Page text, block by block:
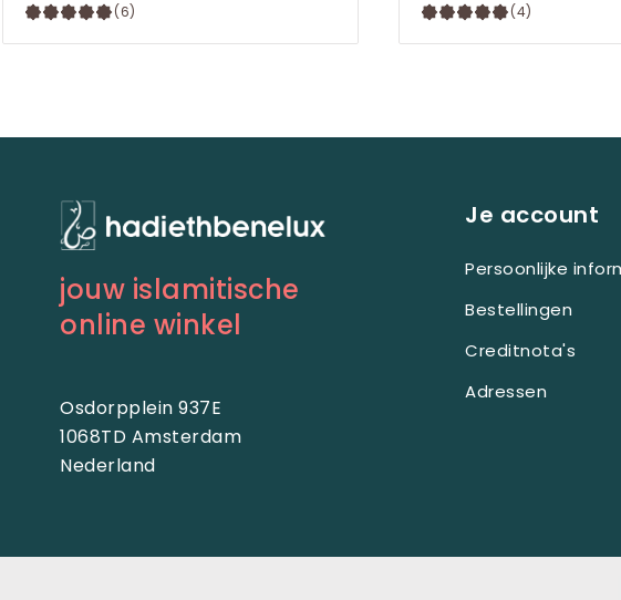
(6) (4)
jouw islamitische
online winkel
Osdorpplein 937E
1068TD Amsterdam
Nederland
Je account
Persoonlijke
Bestellingen
Creditnota's
Adressen